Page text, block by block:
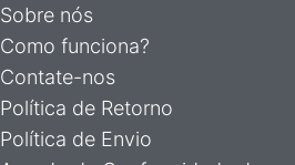
Sobre nós
Como funciona?
Contate-nos
Política de Retorno
Política de Envio